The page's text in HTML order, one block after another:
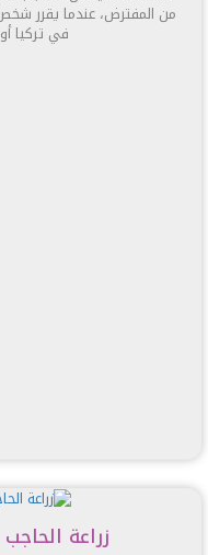
من المفترض، عندما يقرر شخص
في تركيا
زراعة